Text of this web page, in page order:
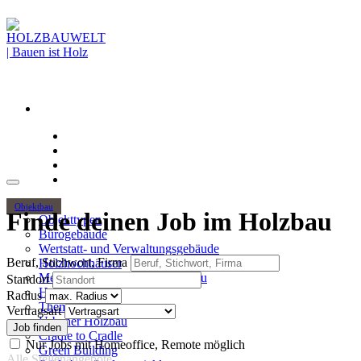
Objektbau
Objekttypen
Bürogebäude
Wertstatt- und Verwaltungsgebäude
Holzhochhäuser
Mehrgeschossiger Wohnungsbau
Hallenbau
Themen
Urbaner Holzbau
Cradle to Cradle
Green Building
Finde deinen Job im Holzbau
Beruf, Stichwort, Firma
Standort
Radius
Vertragsart
Nur Jobs mit Homeoffice, Remote möglich